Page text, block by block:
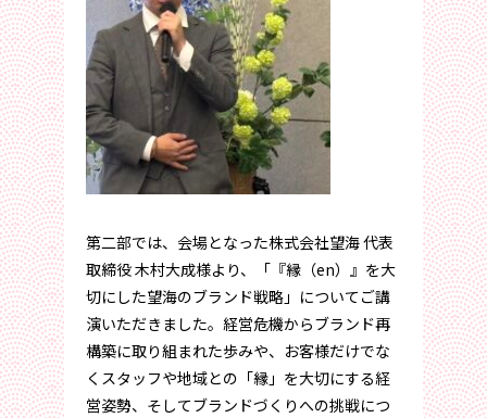
第二部では、会場となった株式会社望海 代表
取締役 木村大成様より、「『縁（en）』を大
切にした望海のブランド戦略」についてご講
演いただきました。経営危機からブランド再
構築に取り組まれた歩みや、お客様だけでな
くスタッフや地域との「縁」を大切にする経
営姿勢、そしてブランドづくりへの挑戦につ